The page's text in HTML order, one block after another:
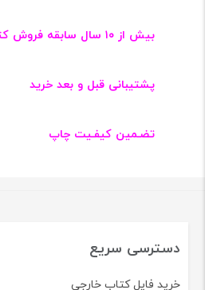
بیش از ۱۰ سال سابقه فروش کتاب‌ های تخصصی پزشکی
پشتیبانی قبل و بعد خرید
تضـمین کیفـیت چاپ
دسترسی سریع
خرید فایل کتاب خارجی